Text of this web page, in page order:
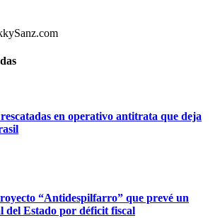
en operativo antitrata que deja
“Antidespilfarro” que prevé un
del Estado por déficit fiscal